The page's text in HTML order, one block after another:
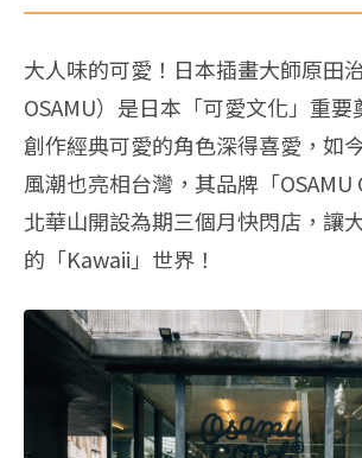
大人味的可愛！日本插畫大師原田
OSAMU）是日本「可愛文化」重
創作經典可愛的角色深得喜愛，如
風潮也亮相台灣，其品牌「OSAMU
北華山開設為期三個月快閃店，讓
的「Kawaii」世界！